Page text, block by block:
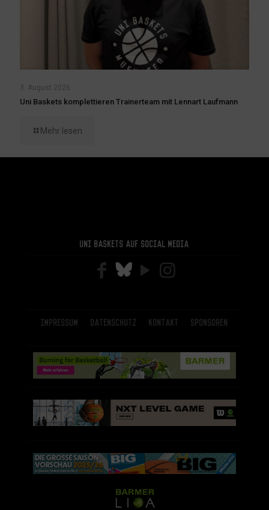
3. August 2026
Uni Baskets komplettieren Trainerteam mit Lennart Laufmann
Mehr lesen
Uni Baskets auf Social Media
Impressum Datenschutz Kontakt Sponsoren